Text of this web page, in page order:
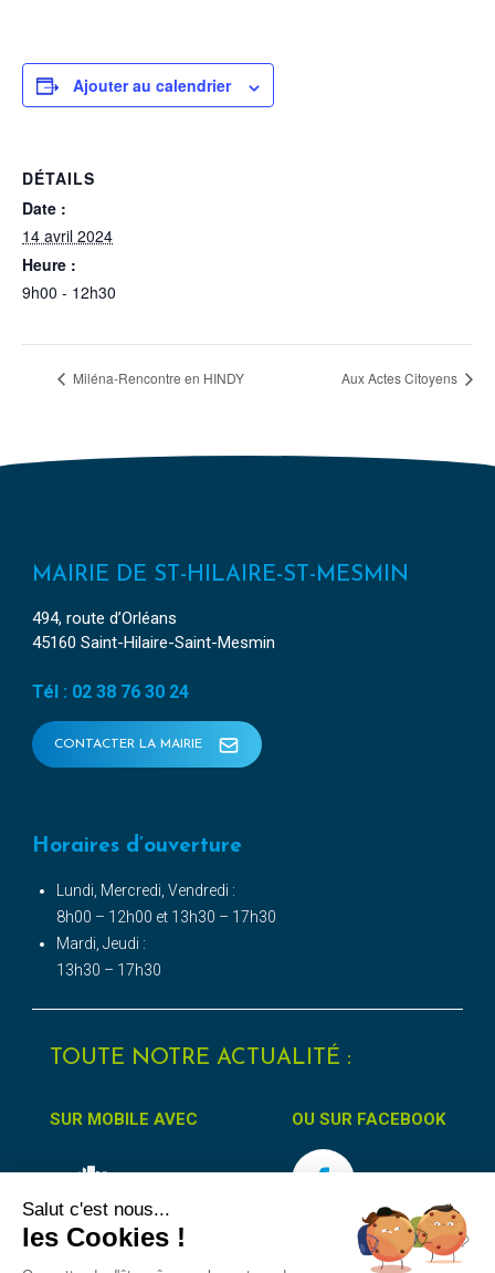
Ajouter au calendrier
DÉTAILS
Date :
14 avril 2024
Heure :
9h00 - 12h30
Miléna-Rencontre en HINDY Aux Actes Citoyens
MAIRIE DE ST-HILAIRE-ST-MESMIN
494, route d’Orléans
45160 Saint-Hilaire-Saint-Mesmin
Tél : 02 38 76 30 24
CONTACTER LA MAIRIE
Horaires d’ouverture
Lundi, Mercredi, Vendredi :
8h00 – 12h00 et 13h30 – 17h30
Mardi, Jeudi :
13h30 – 17h30
TOUTE NOTRE ACTUALITÉ :
SUR MOBILE AVEC OU SUR FACEBOOK
Salut c'est nous...
les Cookies !